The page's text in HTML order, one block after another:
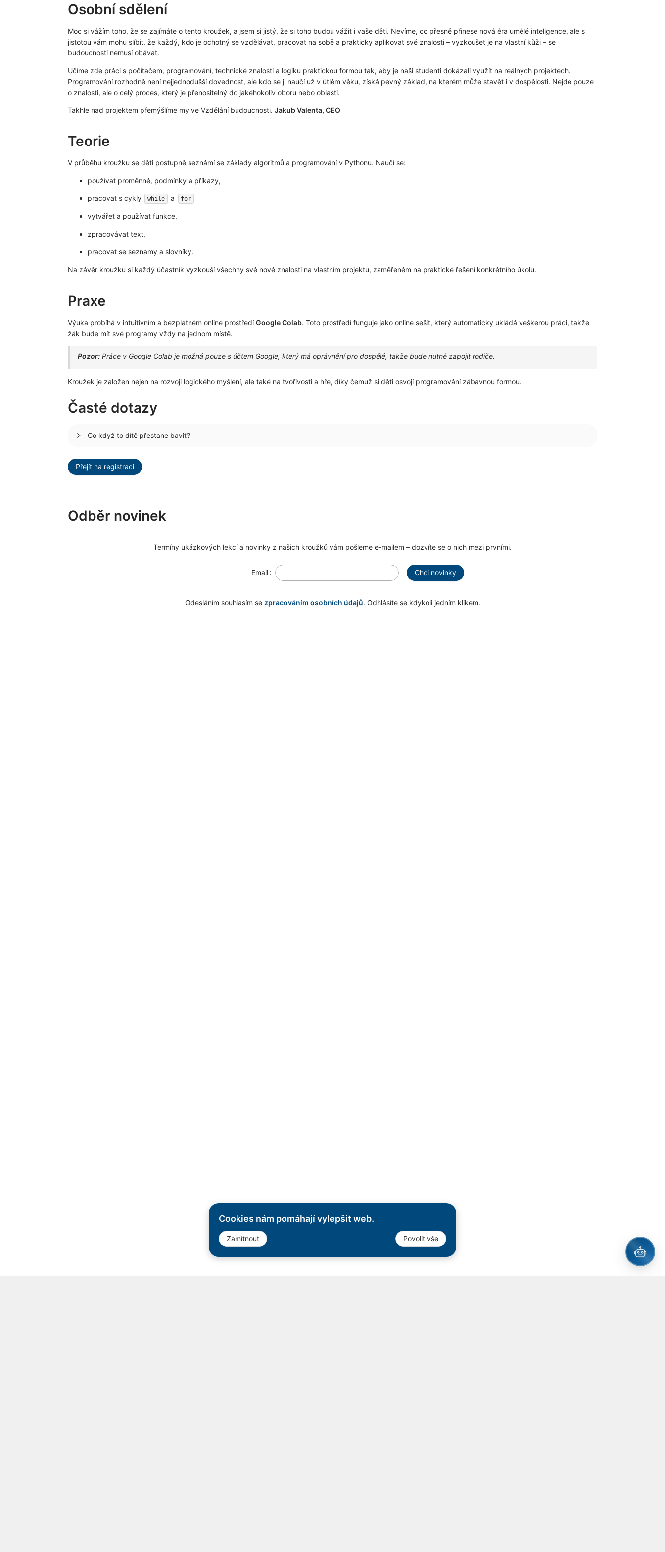
Cookies nám pomáhají vylepšit web.
Zamítnout Povolit vše
Osobní sdělení
Moc si vážím toho, že se zajímáte o tento kroužek, a jsem si jistý, že si toho budou vážit i vaše děti. Nevíme, co přesně přinese nová éra umělé inteligence, ale s
jistotou vám mohu slíbit, že každý, kdo je ochotný se vzdělávat, pracovat na sobě a prakticky aplikovat své znalosti – vyzkoušet je na vlastní kůži – se
budoucnosti nemusí obávat.
Učíme zde práci s počítačem, programování, technické znalosti a logiku praktickou formou tak, aby je naši studenti dokázali využít na reálných projektech.
Programování rozhodně není nejjednodušší dovednost, ale kdo se ji naučí už v útlém věku, získá pevný základ, na kterém může stavět i v dospělosti. Nejde pouze
o znalosti, ale o celý proces, který je přenositelný do jakéhokoliv oboru nebo oblasti.
Takhle nad projektem přemýšlíme my ve Vzdělání budoucnosti. Jakub Valenta, CEO
Teorie
V průběhu kroužku se děti postupně seznámí se základy algoritmů a programování v Pythonu. Naučí se:
používat proměnné, podmínky a příkazy,
pracovat s cykly while a for
vytvářet a používat funkce,
zpracovávat text,
pracovat se seznamy a slovníky.
Na závěr kroužku si každý účastník vyzkouší všechny své nové znalosti na vlastním projektu, zaměřeném na praktické řešení konkrétního úkolu.
Praxe
Výuka probíhá v intuitivním a bezplatném online prostředíGoogle Colab. Toto prostředí funguje jako online sešit, který automaticky ukládá veškerou práci, takže
žák bude mít své programy vždy na jednom místě.
Pozor: Práce v Google Colab je možná pouze s účtem Google, který má oprávnění pro dospělé, takže bude nutné zapojit rodiče.
Kroužek je založen nejen na rozvoji logického myšlení, ale také na tvořivosti a hře, díky čemuž si děti osvojí programování zábavnou formou.
Časté dotazy
Co když to dítě přestane bavit?
Přejít na registraci
Odběr novinek
Termíny ukázkových lekcí a novinky z našich kroužků vám pošleme e-mailem – dozvíte se o nich mezi prvními.
Email Chci novinky
Odesláním souhlasím se zpracováním osobních údajů. Odhlásíte se kdykoli jedním klikem.